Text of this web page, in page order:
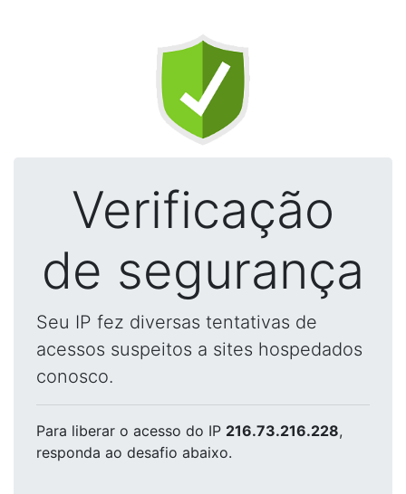
Verificação
de segurança
Seu IP fez diversas tentativas de
acessos suspeitos a sites hospedados
conosco.
Para liberar o acesso do IP 216.73.216.228,
responda ao desafio abaixo.